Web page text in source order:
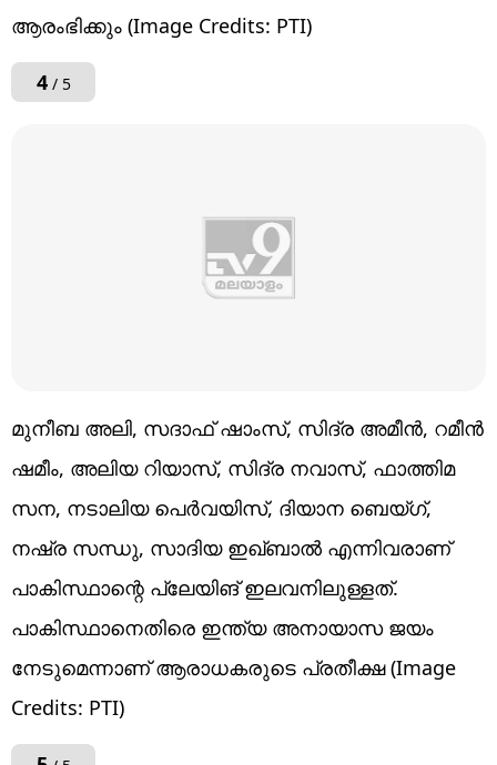
ആരംഭിക്കും (Image Credits: PTI)
4/ 5
മുനീബ അലി, സദാഫ് ഷാംസ്, സിദ്ര അമീന്‍, റമീന്‍
ഷമീം, അലിയ റിയാസ്, സിദ്ര നവാസ്, ഫാത്തിമ
സന, നടാലിയ പെര്‍വയിസ്, ദിയാന ബെയ്ഗ്,
നഷ്ര സന്ധു, സാദിയ ഇഖ്ബാല്‍ എന്നിവരാണ്
പാകിസ്ഥാന്റെ പ്ലേയിങ് ഇലവനിലുള്ളത്.
പാകിസ്ഥാനെതിരെ ഇന്ത്യ അനായാസ ജയം
നേടുമെന്നാണ് ആരാധകരുടെ പ്രതീക്ഷ (Image
Credits: PTI)